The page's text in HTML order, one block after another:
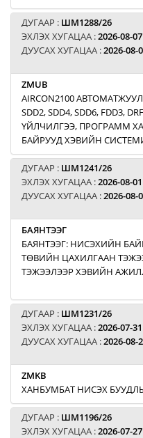
ДУГААР : ШМ1288/26
ЭХЛЭХ ХУГАЦАА :2026-08-
ДУУСАХ ХУГАЦАА :2026-08-
ZMUB
AIRCON2100
SDD2, SDD4, SDD6,
ҮЙЛЧИЛГЭЭ, ПРОГРАММ
БАЙРУУД ХЭВИЙН
ДУГААР : ШМ1241/26
ЭХЛЭХ ХУГАЦАА :2026-08-
ДУУСАХ ХУГАЦАА :2026-08-
БАЯНТЭЭГ
БАЯНТЭЭГ: НИСЭХИЙН
ТӨВИЙН ЦАХИЛГААН
ТЭЖЭЭЛЭЭР ХЭВИЙН
ДУГААР : ШМ1231/26
ЭХЛЭХ ХУГАЦАА :2026-07-
ДУУСАХ ХУГАЦАА :2026-08-
ZMKB
ХАНБУМБАТ НИСЭХ
ДУГААР : ШМ1196/26
ЭХЛЭХ ХУГАЦАА :2026-07-